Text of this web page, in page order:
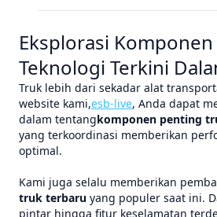
Eksplorasi
Teknologi Terkini
Truk lebih dari sekadar alat
website kami,esb-live, Anda dapat
dalam tentangkomponen penting
yang terkoordinasi memberikan
optimal.
Kami juga selalu memberikan
truk terbaru yang populer saat ini.
pintar hingga fitur keselamatan